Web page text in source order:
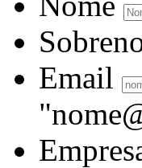
Email